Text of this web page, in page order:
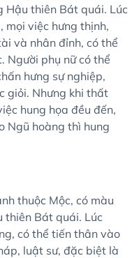
Hậu thiên Bát quái. Lúc
mọi việc hưng thịnh,
và nhân đỉnh, có thể
Người phụ nữ có thể
hưng sự nghiệp,
giỏi. Nhưng khi thất
hung họa đều đến,
Ngũ hoàng thì hung
thuộc Mộc, có màu
thiên Bát quái. Lúc
có thể tiến thân vào
luật sư, đặc biệt là